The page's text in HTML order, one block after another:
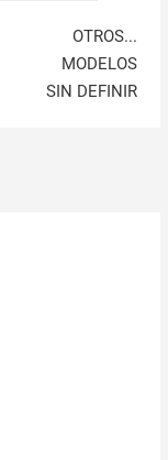
OTROS...
MODELOS
SIN DEFINIR